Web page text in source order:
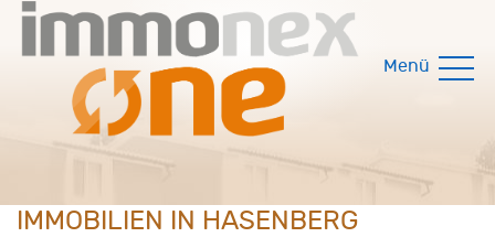
Menü
IMMOBILIEN IN HASENBERG